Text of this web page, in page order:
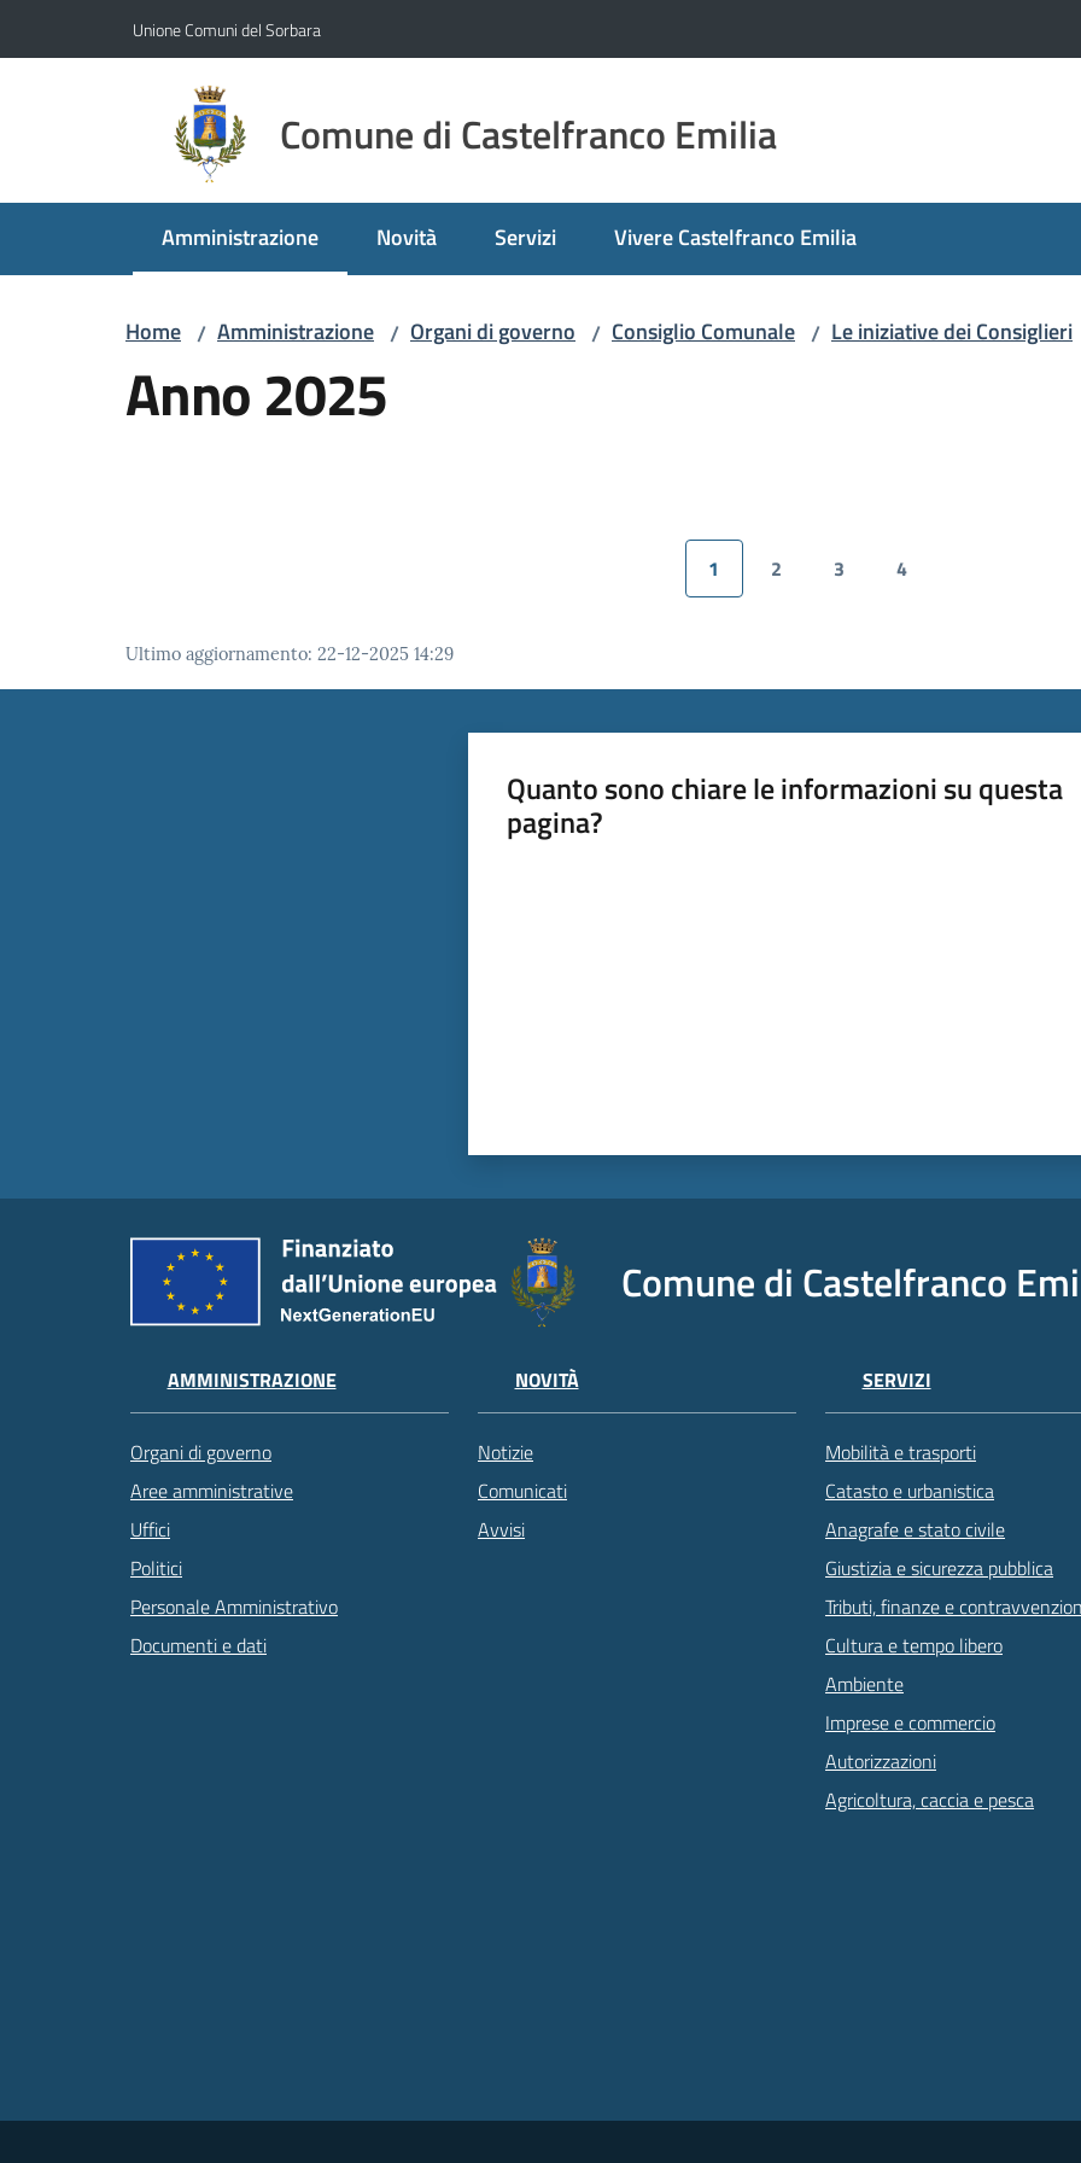
Unione Comuni del Sorbara
Comune di Castelfranco Emilia
Amministrazione
Menu selezionato Novità Servizi Vivere Castelfranco Emilia
Home / Amministrazione / Organi di governo / Consiglio Comunale / Le iniziative dei Consiglieri
Anno 2025
Pagina precedente
Pagina
1 Pagina
2 Pagina
3 Pagina
4
Ultimo aggiornamento: 22-12-2025 14:29
Quanto sono chiare le informazioni su questa
pagina?
Comune di Castelfranco
AMMINISTRAZIONE
Organi di governo
Aree amministrative
Uffici
Politici
Personale Amministrativo
Documenti e dati
NOVITÀ
Notizie
Comunicati
Avvisi
SERVIZI
Mobilità e trasporti
Catasto e urbanistica
Anagrafe e stato civile
Giustizia e sicurezza pubblica
Tributi, finanze e
Cultura e tempo libero
Ambiente
Imprese e commercio
Autorizzazioni
Agricoltura, caccia e pesca